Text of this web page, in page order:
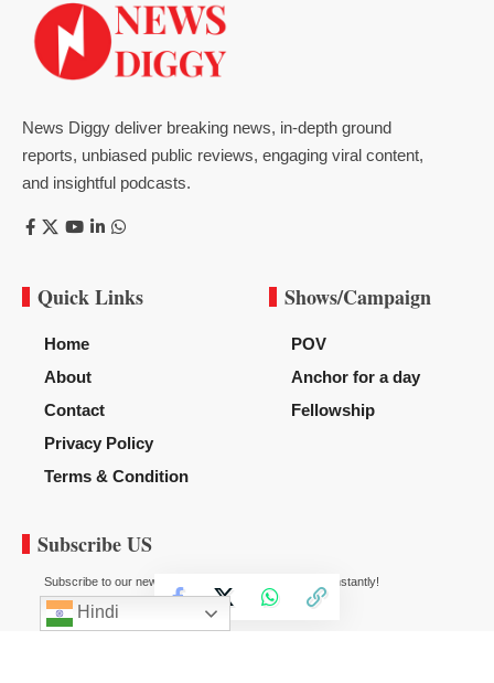
News Diggy deliver breaking news, in-depth ground
reports, unbiased public reviews, engaging viral content,
and insightful podcasts.
Quick Links
Home
About
Contact
Privacy Policy
Terms & Condition
Shows/Campaign
POV
Anchor for a day
Fellowship
Subscribe US
Subscribe to our newsletter to get our newest articles instantly!
Hindi